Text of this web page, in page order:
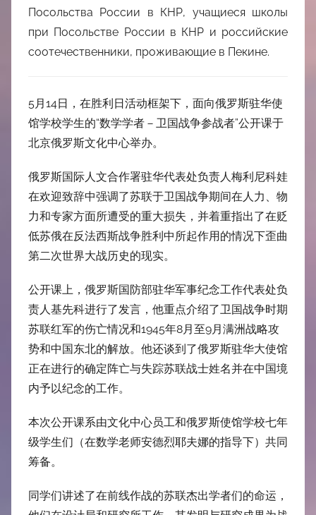
Посольства России в КНР, учащиеся школы
при Посольстве России в КНР и российские
соотечественники, проживающие в Пекине.
5月14日，在胜利日活动框架下，面向俄罗斯驻华使
馆学校学生的“数学学者－卫国战争参战者”公开课于
北京俄罗斯文化中心举办。
俄罗斯国际人文合作署驻华代表处负责人梅利尼科娃
在欢迎致辞中强调了苏联于卫国战争期间在人力、物
力和专家方面所遭受的重大损失，并着重指出了在贬
低苏俄在反法西斯战争胜利中所起作用的情况下歪曲
第二次世界大战历史的现实。
公开课上，俄罗斯国防部驻华军事纪念工作代表处负
责人基先科进行了发言，他重点介绍了卫国战争时期
苏联红军的伤亡情况和1945年8月至9月满洲战略攻
势和中国东北的解放。他还谈到了俄罗斯驻华大使馆
正在进行的确定阵亡与失踪苏联战士姓名并在中国境
内予以纪念的工作。
本次公开课系由文化中心员工和俄罗斯使馆学校七年
级学生们（在数学老师安德烈耶夫娜的指导下）共同
筹备。
同学们讲述了在前线作战的苏联杰出学者们的命运，